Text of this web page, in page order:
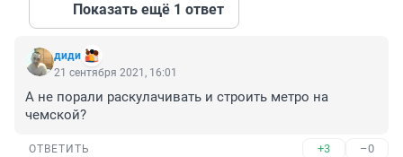
Показать ещё 1 ответ
диди
21 сентября 2021, 16:01
А не порали раскулачивать и строить метро на
чемской?
ОТВЕТИТЬ +3 –0